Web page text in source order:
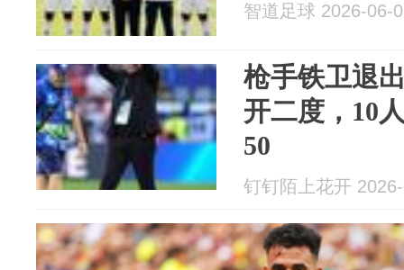
智道足球 2026-06-
枪手铁卫退
开二度，10
50
钉钉陌上花开